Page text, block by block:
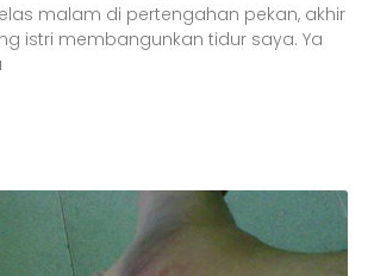
malam di pertengahan pekan, akhir
istri membangunkan tidur saya. Ya